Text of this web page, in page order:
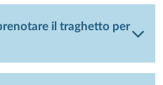
il traghetto per